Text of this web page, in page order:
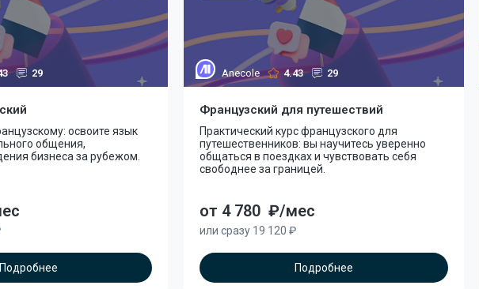
29
освоите язык
общения,
бизнеса за рубежом.
Подробнее
Anecole 4.43 29
Французский для путешествий
Практический курс французского для
путешественников: вы научитесь уверенно
общаться в поездках и чувствовать себя
свободнее за границей.
от 4 780 ₽/мес
или сразу 19 120 ₽
Подробнее